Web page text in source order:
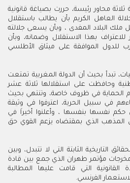
ثلاثة محاور رئيسة، حررت بصياغة قانونية
العاهل الكريم بأن يطالب باستقلال
البلاد المفدى ، وبأن يسعى جلالته
للاعتراف بهذا الاستقلال وضمانه، وبأن
للدول الموافقة على ميثاق الأطلسي
تبدأ بحيث أن الدولة المغربية تمتعت
وحافظت على استقلالها ثلاثة عشر
الحماية في ظروف خاصة، وتنتهي بحيث
في سبيل الحرية، اعترفوا في وثيقة
نفسها بنفسها ، وأعلنوا أخيراَ في
الذي بمقتضاه يزعم القوي حق
التاريخية الثابتة التي لا تتبدل، وبين
مؤتمر طهران الذي جمع بين قادة
القانونية التي قامت عليها المطالبة
الفرنسي.